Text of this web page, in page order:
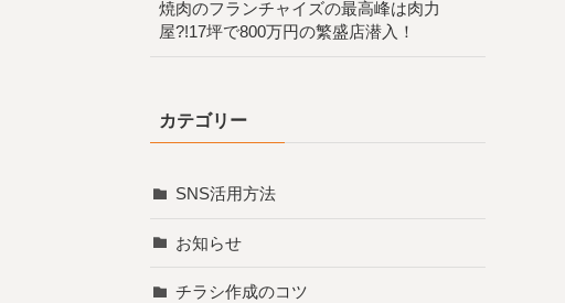
焼肉のフランチャイズの最高峰は肉力
屋?!17坪で800万円の繁盛店潜入！
カテゴリー
SNS活用方法
お知らせ
チラシ作成のコツ